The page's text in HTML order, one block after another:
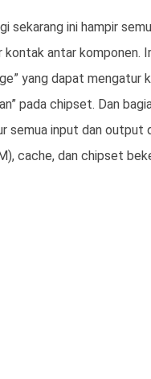
sekarang ini hampir
antar komponen.
yang dapat mengatur
pada chipset. Dan
semua input dan output
cache, dan chipset